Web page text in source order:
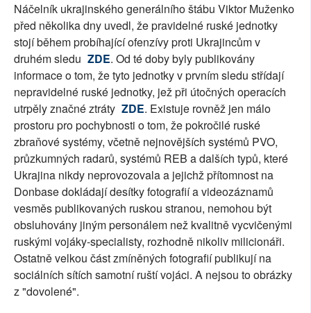
Náčelník ukrajinského generálního štábu Viktor Muženko
před několika dny uvedl, že pravidelné ruské jednotky
stojí během probíhající ofenzívy proti Ukrajincům v
druhém sledu ZDE. Od té doby byly publikovány
informace o tom, že tyto jednotky v prvním sledu střídají
nepravidelné ruské jednotky, jež při útočných operacích
utrpěly značné ztráty ZDE. Existuje rovněž jen málo
prostoru pro pochybnosti o tom, že pokročilé ruské
zbraňové systémy, včetně nejnovějších systémů PVO,
průzkumných radarů, systémů REB a dalších typů, které
Ukrajina nikdy neprovozovala a jejichž přítomnost na
Donbase dokládají desítky fotografií a videozáznamů
vesměs publikovaných ruskou stranou, nemohou být
obsluhovány jiným personálem než kvalitně vycvičenými
ruskými vojáky-specialisty, rozhodně nikoliv milicionáři.
Ostatně velkou část zmíněných fotografií publikují na
sociálních sítích samotní ruští vojáci. A nejsou to obrázky
z "dovolené".